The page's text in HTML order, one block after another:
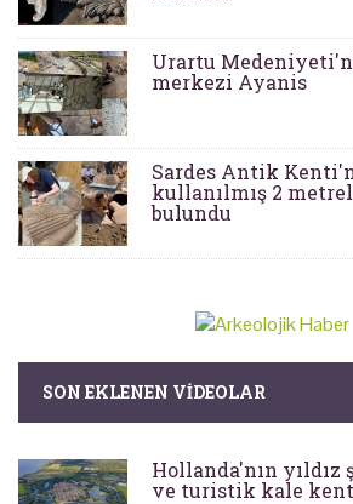
Urartu
merkezi Ayanis
Sardes Antik
kullanılmış 2
bulundu
SON EKLENEN VIDEOLAR
Hollanda'nın
ve turistik kale